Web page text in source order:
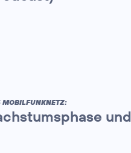
MOBILFUNKNETZ:
und